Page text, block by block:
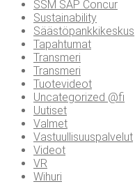
SSM SAP Concur
Sustainability
Säästöpankkikeskus
Tapahtumat
Transmeri
Transmeri
Tuotevideot
Uncategorized @fi
Uutiset
Valmet
Vastuullisuuspalvelut
Videot
VR
Wihuri